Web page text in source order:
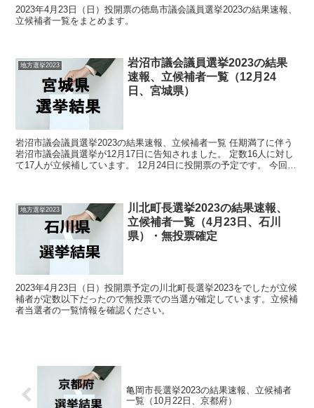
2023年4月23日（日）投開票の徳島市議会議員選挙2023の結果速報、
立候補者一覧をまとめます。
地方選挙2023
岩沼市議会議員選挙2023の結果
速報、立候補者一覧（12月24
日、宮城県）
岩沼市議会議員選挙2023の結果速報、立候補者一覧 任期満了に伴う
岩沼市議会議員選挙が12月17日に告知されました。 定数16人に対し
て17人が立候補しています。 12月24日に投開票の予定です。 今回の
地方選挙2023
川北町長選挙2023の結果速報、
立候補者一覧（4月23日、石川
県）・無投票確定
2023年4月23日（日）投開票予定の川北町長選挙2023をでしたが立候
補者が定数以下だったので無投票での当選が確定しています。立候補
者当選者の一覧情報を確認ください。
亀岡市長選挙2023の結果速報、立候補者
一覧（10月22日、京都府）